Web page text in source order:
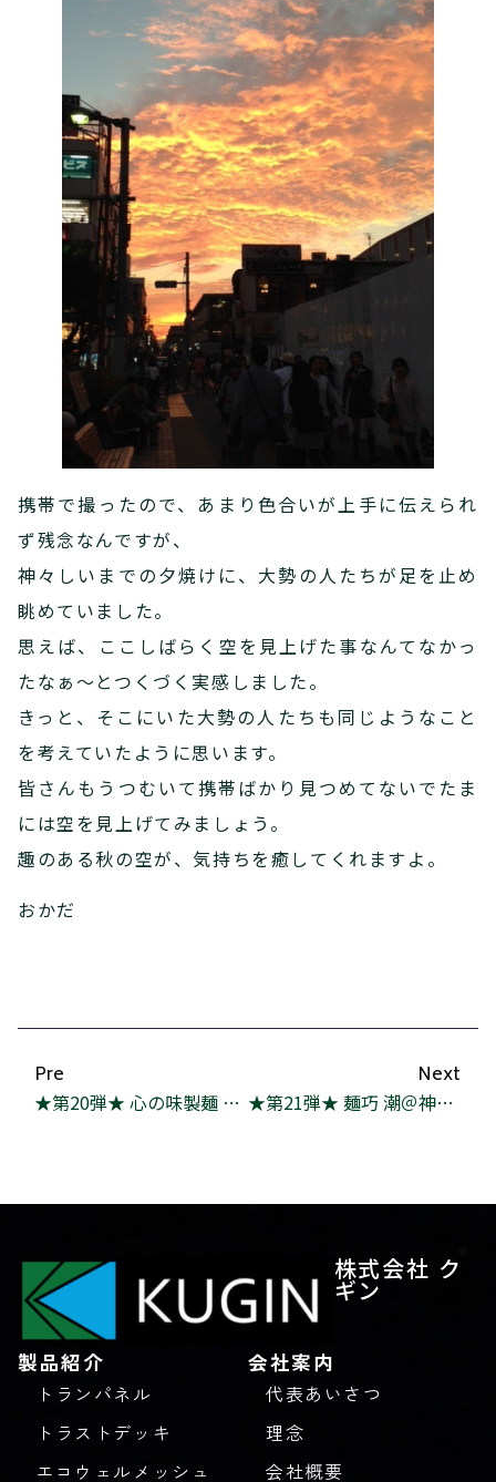
携帯で撮ったので、あまり色合いが上手に伝えられ
ず残念なんですが、
神々しいまでの夕焼けに、大勢の人たちが足を止め
眺めていました。
思えば、ここしばらく空を見上げた事なんてなかっ
たなぁ～とつくづく実感しました。
きっと、そこにいた大勢の人たちも同じようなこと
を考えていたように思います。
皆さんもうつむいて携帯ばかり見つめてないでたま
には空を見上げてみましょう。
趣のある秋の空が、気持ちを癒してくれますよ。
おかだ
Pre
★第20弾★ 心の味製麺 麺がただものじゃない！
Next
★第21弾★ 麺巧 潮＠神田淡路町
株式会社 ク
ギン
製品紹介
トランパネル
トラストデッキ
エコウェルメッシュ
会社案内
代表あいさつ
理念
会社概要